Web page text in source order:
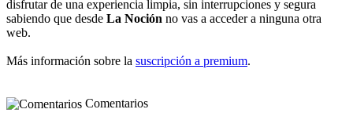
disfrutar de una experiencia limpia, sin interrupciones y segura
sabiendo que desde La Noción no vas a acceder a ninguna otra
web.
Más información sobre la suscripción a premium.
Comentarios